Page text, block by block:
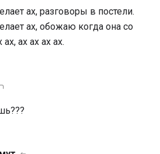
ах, разговоры в постели.
ах, обожаю когда она со
ах ах ах ах.